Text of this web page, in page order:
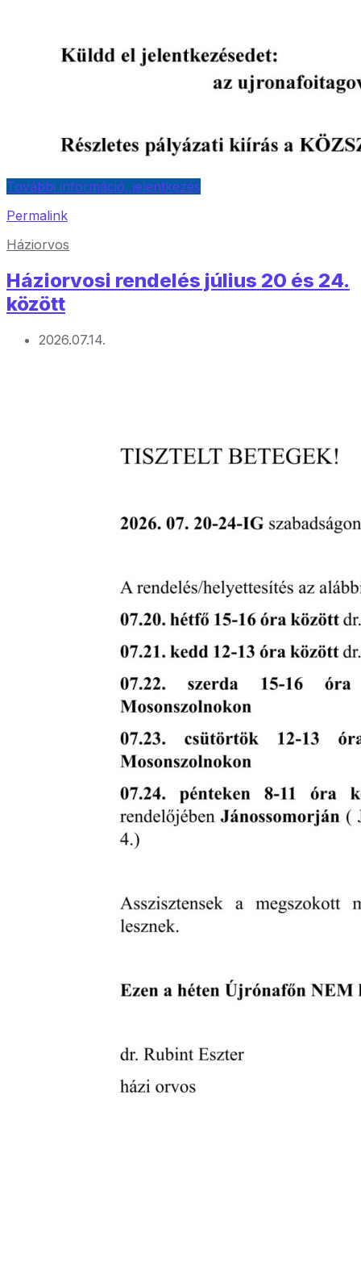
További információ, jelentkezés
Permalink
Háziorvos
Háziorvosi rendelés július 20 és 24.
között
2026.07.14.